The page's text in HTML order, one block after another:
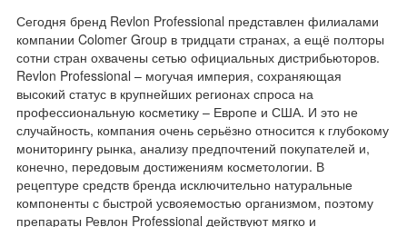
Сегодня бренд Revlon Professional представлен филиалами
компании Colomer Group в тридцати странах, а ещё полторы
сотни стран охвачены сетью официальных дистрибьюторов.
Revlon Professional – могучая империя, сохраняющая
высокий статус в крупнейших регионах спроса на
профессиональную косметику – Европе и США. И это не
случайность, компания очень серьёзно относится к глубокому
мониторингу рынка, анализу предпочтений покупателей и,
конечно, передовым достижениям косметологии. В
рецептуре средств бренда исключительно натуральные
компоненты с быстрой усвояемостью организмом, поэтому
препараты Ревлон Professional действуют мягко и